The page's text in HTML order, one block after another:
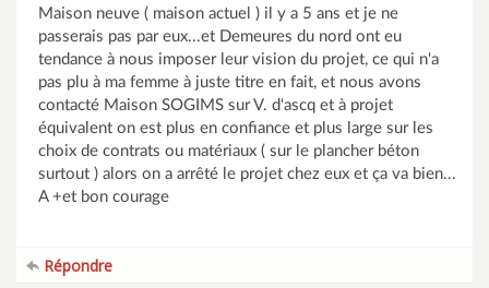
Maison neuve ( maison actuel ) il y a 5 ans et je ne
passerais pas par eux...et Demeures du nord ont eu
tendance à nous imposer leur vision du projet, ce qui n'a
pas plu à ma femme à juste titre en fait, et nous avons
contacté Maison SOGIMS sur V. d'ascq et à projet
équivalent on est plus en confiance et plus large sur les
choix de contrats ou matériaux ( sur le plancher béton
surtout ) alors on a arrêté le projet chez eux et ça va bien...
A +et bon courage
Répondre